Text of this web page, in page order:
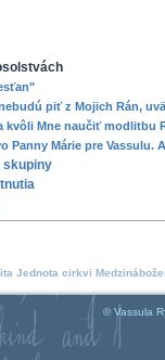
piť z Mojich Rán,
kvôli Mne naučiť modlitbu
Panny Márie pre Vassulu.
skupiny
Jednota cirkvi
© Vassula